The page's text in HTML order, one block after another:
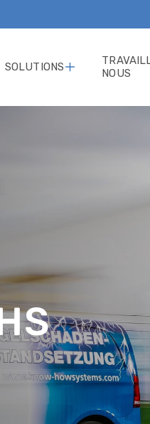
SOLUTIONS
NOUS